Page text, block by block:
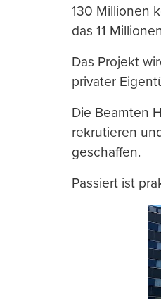
130 Millionen
das 11
Das Projekt
privater
Die Beamten
rekrutieren
geschaffen.
Passiert ist